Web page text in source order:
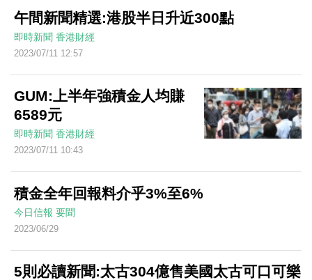
午間新聞精選:港股半日升近300點
即時新聞 香港財經
2023/07/11 12:57
GUM:上半年強積金人均賺
6589元
即時新聞 香港財經
2023/07/11 10:43
積金全年回報料介乎3%至6%
今日信報 要聞
2023/06/29
5則必讀新聞:太古304億售美國太古可口可樂